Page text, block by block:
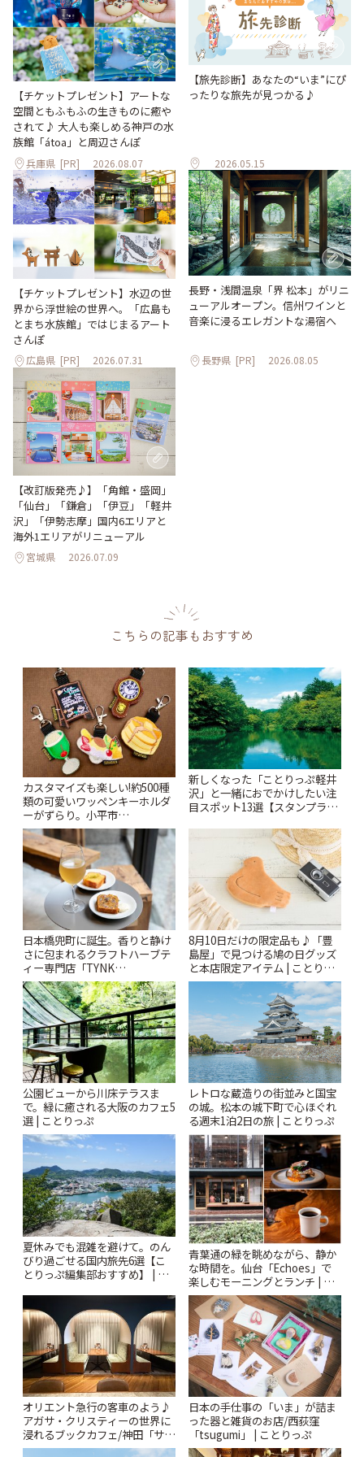
【チケットプレゼント】アートな
空間ともふもふの生きものに癒や
されて♪ 大人も楽しめる神戸の水
族館「átoa」と周辺さんぽ
兵庫県 [PR] 2026.08.07
【旅先診断】あなたの“いま”にぴ
ったりな旅先が見つかる♪
2026.05.15
【チケットプレゼント】水辺の世
界から浮世絵の世界へ。「広島も
とまち水族館」ではじまるアート
さんぽ
広島県 [PR] 2026.07.31
長野・浅間温泉「界 松本」がリニ
ューアルオープン。信州ワインと
音楽に浸るエレガントな湯宿へ
長野県 [PR] 2026.08.05
【改訂版発売♪】「角館・盛岡」
「仙台」「鎌倉」「伊豆」「軽井
沢」「伊勢志摩」国内6エリアと
海外1エリアがリニューアル
宮城県 2026.07.09
こちらの記事もおすすめ
カスタマイズも楽しい!約500種
類の可愛いワッペンキーホルダ
ーがずらり。小平市
「Kimamaya T&K」 | ことりっ
ぷ
新しくなった「ことりっぷ軽井
沢」と一緒におでかけしたい注
目スポット13選【スタンプラリ
日本橋兜町に誕生。香りと静け
さに包まれるクラフトハーブテ
ィー専門店「TYNK
Kabutocho」 | ことりっぷ
8月10日だけの限定品も♪「豊
島屋」で見つける鳩の日グッズ
と本店限定アイテム | ことりっ
ぷ
公園ビューから川床テラスま
で。緑に癒される大阪のカフェ5
選 | ことりっぷ
レトロな蔵造りの街並みと国宝
の城。松本の城下町で心ほぐれ
る週末1泊2日の旅 | ことりっぷ
夏休みでも混雑を避けて。のん
びり過ごせる国内旅先6選【こ
とりっぷ編集部おすすめ】 | こ
青葉通の緑を眺めながら、静か
な時間を。仙台「Echoes」で
楽しむモーニングとランチ | こ
とりっぷ
オリエント急行の客車のよう♪
アガサ・クリスティーの世界に
浸れるブックカフェ/神田「サロ
ンクリスティ」 | ことりっぷ
日本の手仕事の「いま」が詰ま
った器と雑貨のお店/西荻窪
「tsugumi」 | ことりっぷ